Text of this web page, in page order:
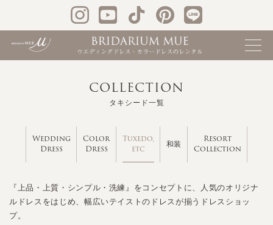
COLLECTION
タキシード一覧
Wedding
Dress
Color
Dress
Tuxedo,
etc
和装
Resort
Collection
『上品・上質・シンプル・洗練』をコンセプトに、人気のオリジナ
ルドレスをはじめ、幅広いテイストのドレスが揃うドレスショッ
プ。